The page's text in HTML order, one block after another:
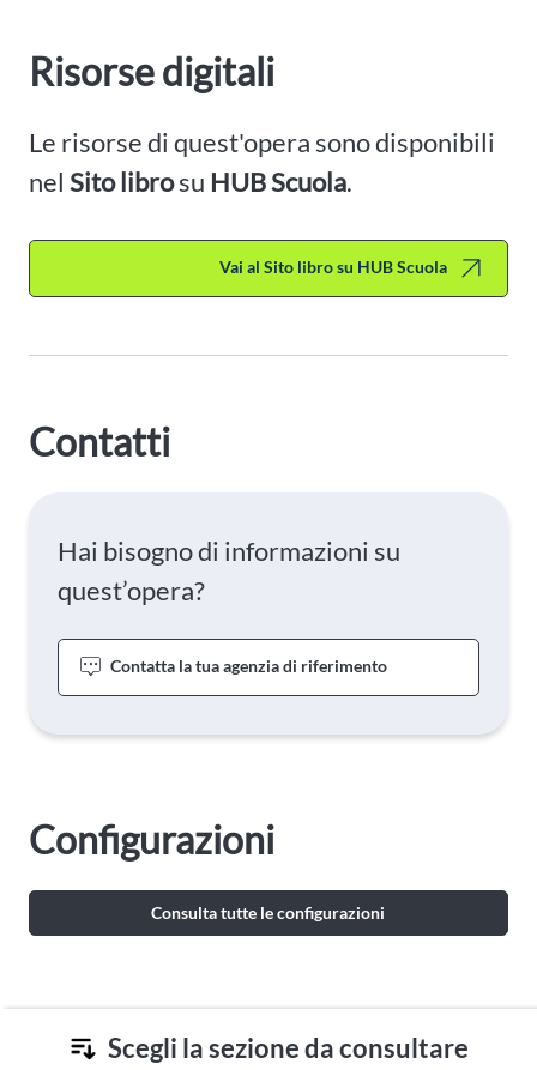
Scegli la sezione da consultare
Risorse digitali
Le risorse di quest'opera sono disponibili
nel Sito librosu HUB Scuola.
Vai al Sito libro su HUB Scuola
Contatti
Hai bisogno di informazioni su
quest’opera?
Contatta la tua agenzia di riferimento
Configurazioni
Consulta tutte le configurazioni